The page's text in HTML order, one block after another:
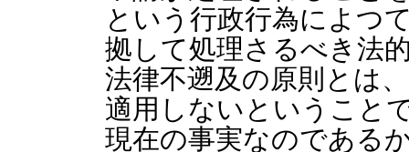
という行政行為によつ
拠して処理さるべき法
法律不遡及の原則とは
適用しないということ
現在の事実なのである